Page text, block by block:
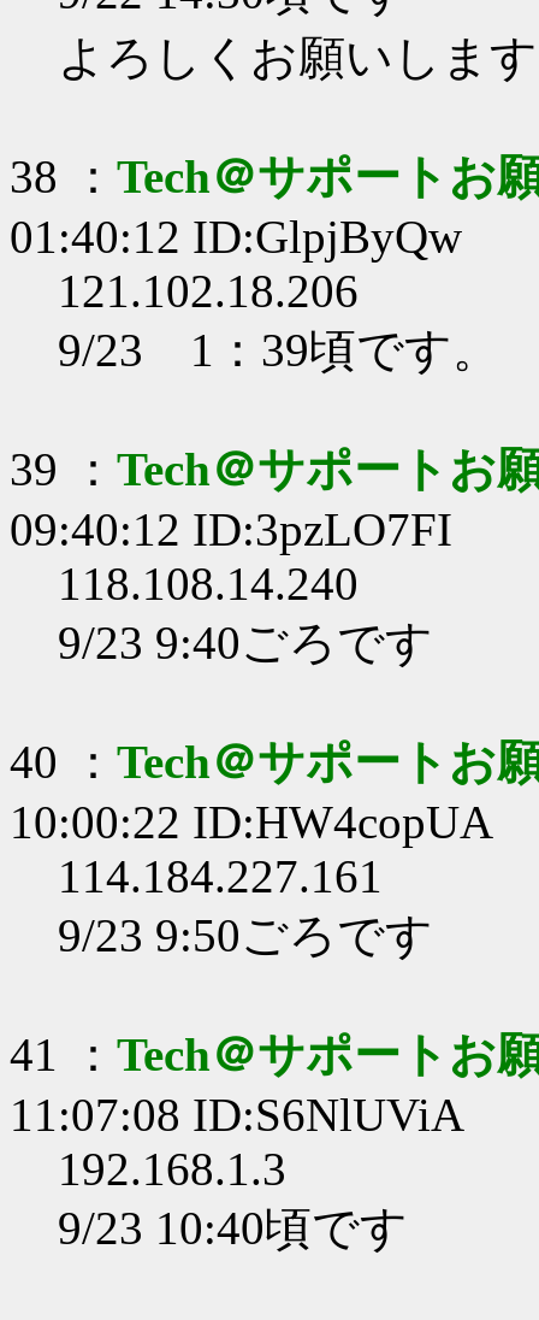
よろしくお願いします
38 ： Tech＠サポートお
01:40:12 ID:GlpjByQw
121.102.18.206
9/23 1：39頃です。
39 ： Tech＠サポートお
09:40:12 ID:3pzLO7FI
118.108.14.240
9/23 9:40ごろです
40 ： Tech＠サポートお
10:00:22 ID:HW4copUA
114.184.227.161
9/23 9:50ごろです
41 ： Tech＠サポートお
11:07:08 ID:S6NlUViA
192.168.1.3
9/23 10:40頃です